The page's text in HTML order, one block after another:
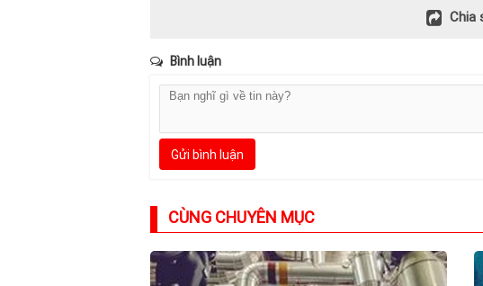
Chia
Bình luận
Gửi bình luận
CÙNG CHUYÊN MỤC